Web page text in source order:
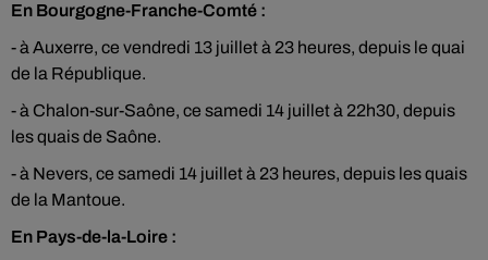
En Bourgogne-Franche-Comté :
- à Auxerre, ce vendredi 13 juillet à 23 heures, depuis le quai
de la République.
- à Chalon-sur-Saône, ce samedi 14 juillet à 22h30, depuis
les quais de Saône.
- à Nevers, ce samedi 14 juillet à 23 heures, depuis les quais
de la Mantoue.
En Pays-de-la-Loire :